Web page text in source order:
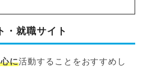
・就職サイト
に活動することをおすすめし